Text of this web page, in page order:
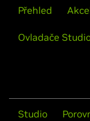
Přehled
Ovladače
Studio